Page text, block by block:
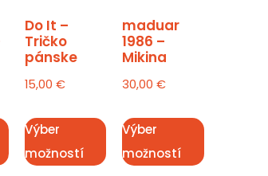
Do It –
Tričko
pánske
15,00 €
Výber
možností
maduar
1986 –
Mikina
30,00€
Výber
možností